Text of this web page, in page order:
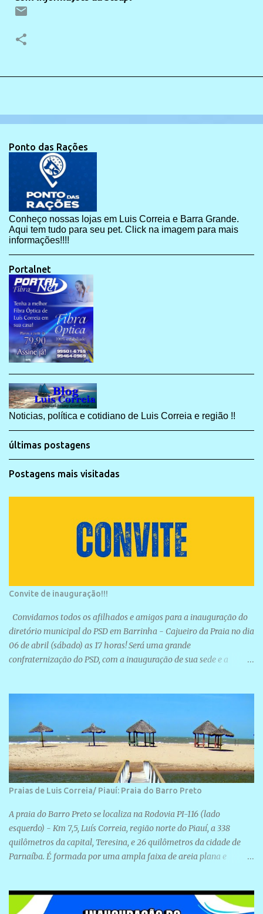
Ponto das Rações
Conheço nossas lojas em Luis Correia e Barra Grande.
Aqui tem tudo para seu pet. Click na imagem para mais
informações!!!!
Portalnet
Noticias, política e cotidiano de Luis Correia e região !!
últimas postagens
Postagens mais visitadas
Convite de inauguração!!!
Convidamos todos os afilhados e amigos para a inauguração do
diretório municipal do PSD em Barrinha - Cajueiro da Praia no dia
06 de abril (sábado) as 17 horas! Será uma grande
confraternização do PSD, com a inauguração de sua sede e a
Praias de Luis Correia/ Piauí: Praia do Barro Preto
A praia do Barro Preto se localiza na Rodovia PI-116 (lado
esquerdo) - Km 7,5, Luís Correia, região norte do Piauí, a 338
quilômetros da capital, Teresina, e 26 quilômetros da cidade de
Parnaíba. É formada por uma ampla faixa de areia plana e
devido ao extensivo molhe de pedras que não chegam a 2 metros